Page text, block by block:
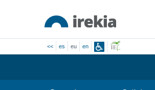
<< es eu en